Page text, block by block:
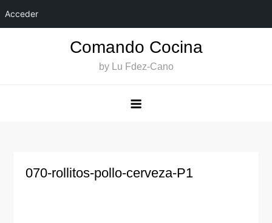
Acceder
Comando Cocina
by Lu Fdez-Cano
070-rollitos-pollo-cerveza-P1